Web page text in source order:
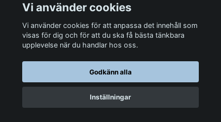
Sociala medier
© 2026 LastaTungt.se
Vi använder cookies
Vi använder cookies för att anpassa det innehåll som
visas för dig och för att du ska få bästa tänkbara
upplevelse när du handlar hos oss.
Godkänn alla
Inställningar